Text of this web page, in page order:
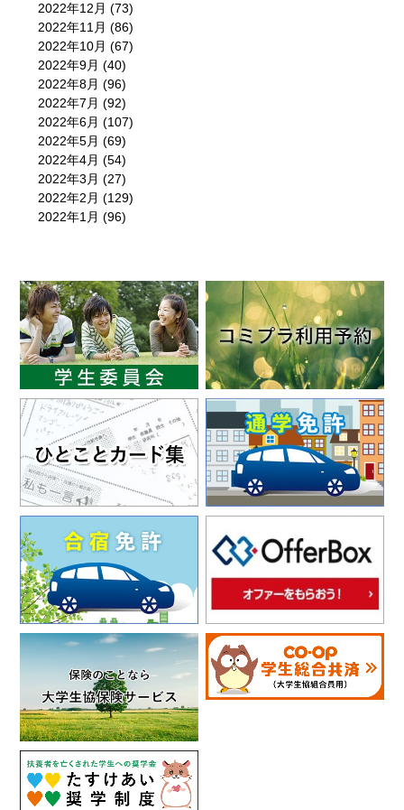
2022年12月 (73)
2022年11月 (86)
2022年10月 (67)
2022年9月 (40)
2022年8月 (96)
2022年7月 (92)
2022年6月 (107)
2022年5月 (69)
2022年4月 (54)
2022年3月 (27)
2022年2月 (129)
2022年1月 (96)